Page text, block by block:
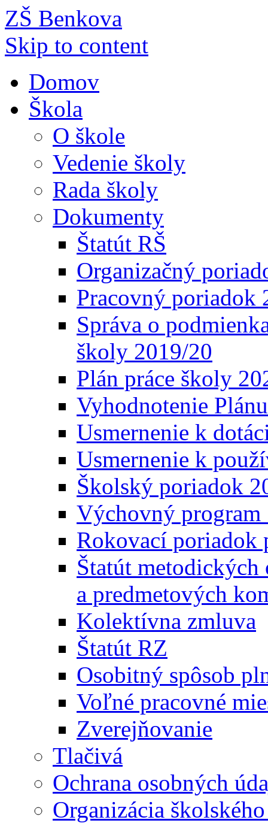
ZŠ Benkova
Skip to content
Domov
Škola
O škole
Vedenie školy
Rada školy
Dokumenty
Štatút RŠ
Organizačný
Pracovný poriadok
Správa o
školy 2019/20
Plán práce školy
Vyhodnotenie
Usmernenie k
Usmernenie k
Školský poriadok
Výchovný
Rokovací poriadok
Štatút
a predmetových
Kolektívna zmluva
Štatút RZ
Osobitný spôsob
Voľné pracovné
Zverejňovanie
Tlačivá
Ochrana osobných
Organizácia